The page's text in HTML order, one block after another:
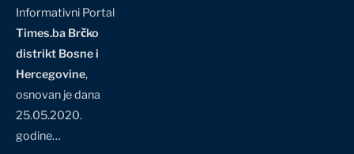
Informativni Portal
Times.ba Brčko
distrikt Bosne i
Hercegovine,
osnovan je dana
25.05.2020.
godine…